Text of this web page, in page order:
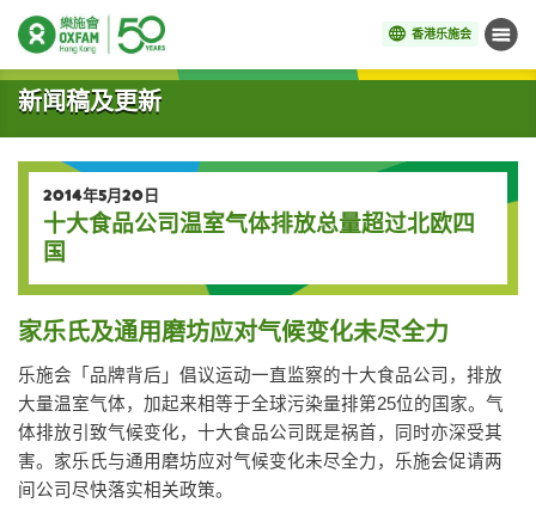
香港乐施会 菜单
开始主要内容
新闻稿及更新
2014年5月20日
十大食品公司温室气体排放总量超过北欧四
国
家乐氏及通用磨坊应对气候变化未尽全力
乐施会「品牌背后」倡议运动一直监察的十大食品公司，排放
大量温室气体，加起来相等于全球污染量排第25位的国家。气
体排放引致气候变化，十大食品公司既是祸首，同时亦深受其
害。家乐氏与通用磨坊应对气候变化未尽全力，乐施会促请两
间公司尽快落实相关政策。